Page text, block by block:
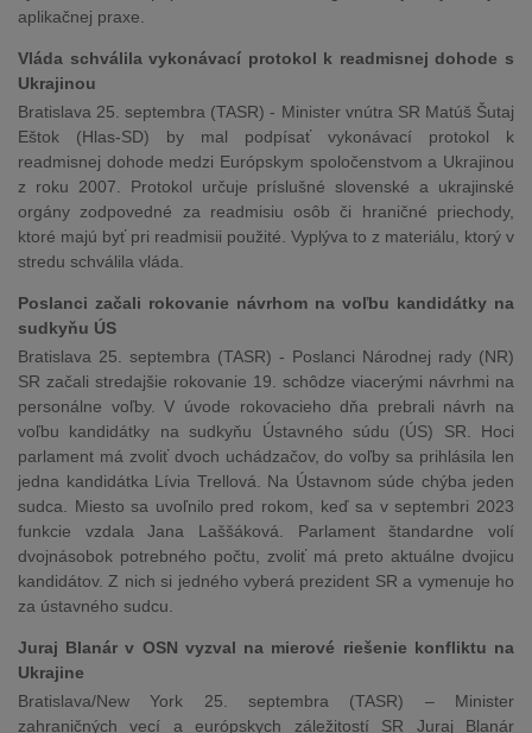
aplikačnej praxe.
Vláda schválila vykonávací protokol k readmisnej dohode s
Ukrajinou
Bratislava 25. septembra (TASR) - Minister vnútra SR Matúš Šutaj
Eštok (Hlas-SD) by mal podpísať vykonávací protokol k
readmisnej dohode medzi Európskym spoločenstvom a Ukrajinou
z roku 2007. Protokol určuje príslušné slovenské a ukrajinské
orgány zodpovedné za readmisiu osôb či hraničné priechody,
ktoré majú byť pri readmisii použité. Vyplýva to z materiálu, ktorý v
stredu schválila vláda.
Poslanci začali rokovanie návrhom na voľbu kandidátky na
sudkyňu ÚS
Bratislava 25. septembra (TASR) - Poslanci Národnej rady (NR)
SR začali stredajšie rokovanie 19. schôdze viacerými návrhmi na
personálne voľby. V úvode rokovacieho dňa prebrali návrh na
voľbu kandidátky na sudkyňu Ústavného súdu (ÚS) SR. Hoci
parlament má zvoliť dvoch uchádzačov, do voľby sa prihlásila len
jedna kandidátka Lívia Trellová. Na Ústavnom súde chýba jeden
sudca. Miesto sa uvoľnilo pred rokom, keď sa v septembri 2023
funkcie vzdala Jana Laššáková. Parlament štandardne volí
dvojnásobok potrebného počtu, zvoliť má preto aktuálne dvojicu
kandidátov. Z nich si jedného vyberá prezident SR a vymenuje ho
za ústavného sudcu.
Juraj Blanár v OSN vyzval na mierové riešenie konfliktu na
Ukrajine
Bratislava/New York 25. septembra (TASR) – Minister
zahraničných vecí a európskych záležitostí SR Juraj Blanár